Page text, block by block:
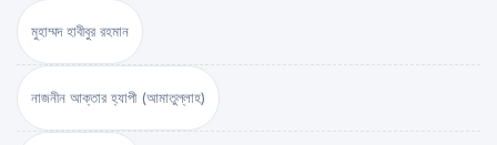
মুহাম্মদ হাবীবুর রহমান
নাজনীন আক্তার হ্যাপী (আমাতুল্লাহ)